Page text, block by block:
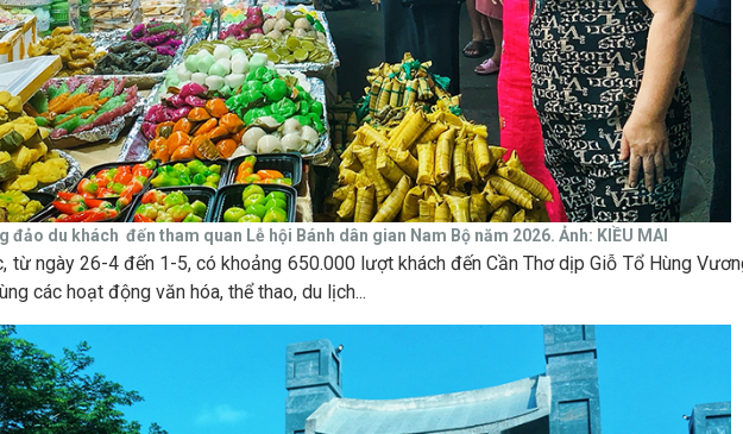
đảo du khách đến tham quan Lễ hội Bánh dân gian Nam Bộ năm 2026. Ảnh: KIỀU MAI
từ ngày 26-4 đến 1-5, có khoảng 650.000 lượt khách đến Cần Thơ dịp Giỗ Tổ Hùng
các hoạt động văn hóa, thể thao, du lịch...